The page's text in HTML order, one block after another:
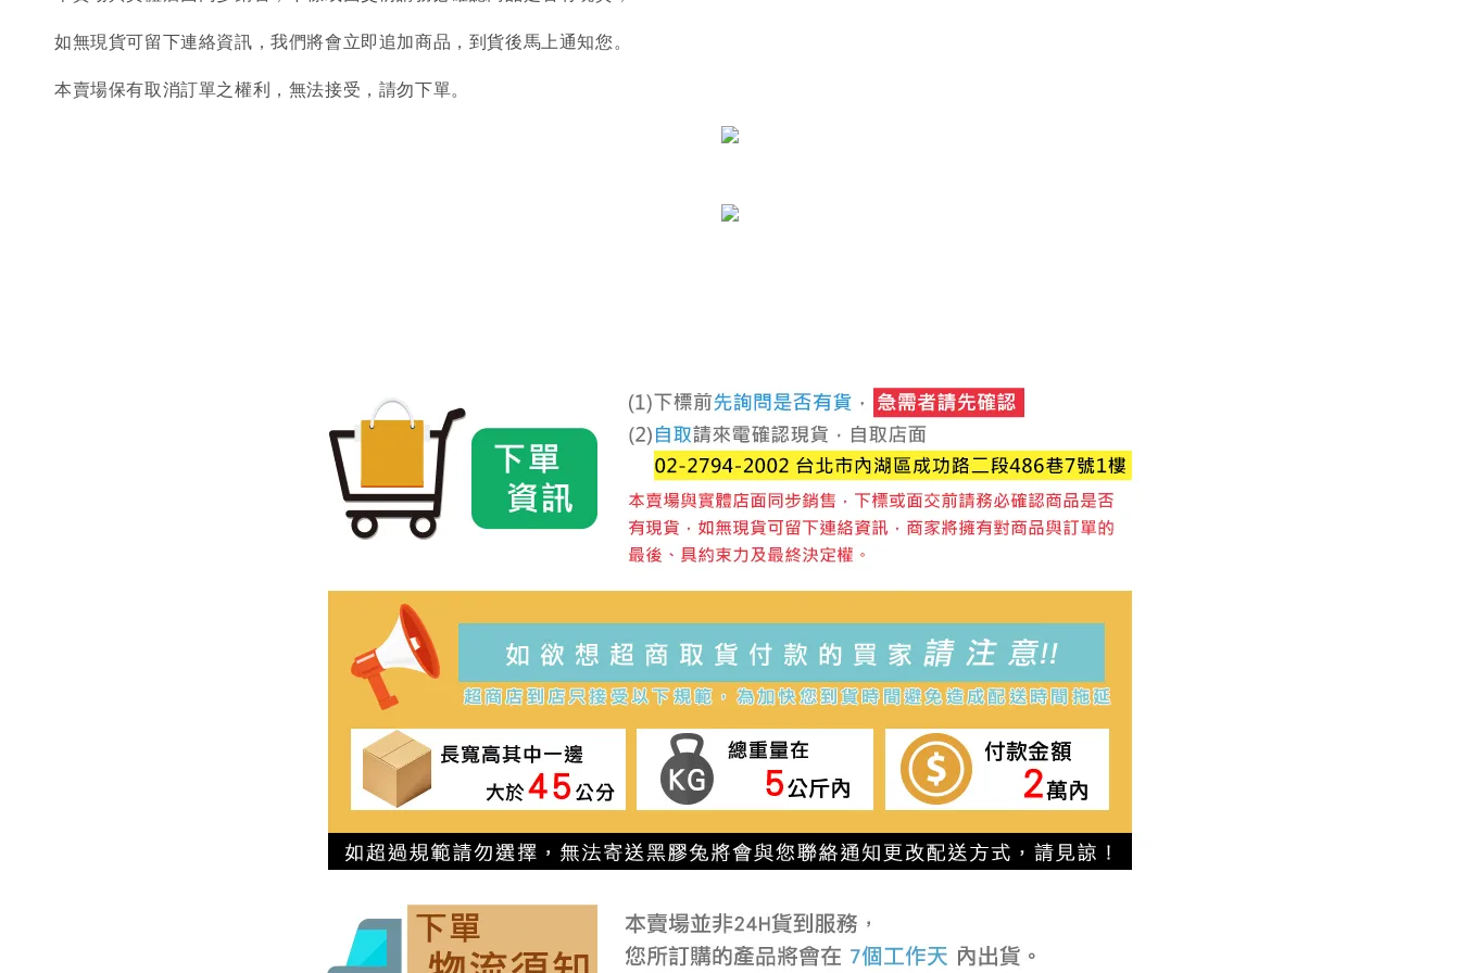
如無現貨可留下連絡資訊，我們將會立即追加商品，到貨後馬上通知您。
本賣場保有取消訂單之權利，無法接受，請勿下單。